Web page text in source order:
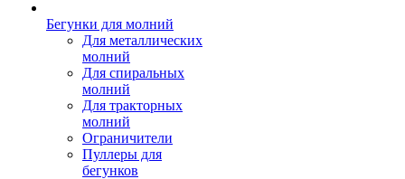
Бегунки для молний
Для металлических
молний
Для спиральных
молний
Для тракторных
молний
Ограничители
Пуллеры для
бегунков